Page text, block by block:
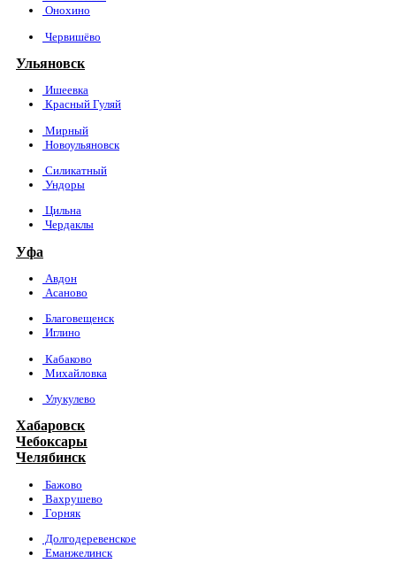
Онохино
Червишёво
Ульяновск
Ишеевка
Красный Гуляй
Мирный
Новоульяновск
Силикатный
Ундоры
Цильна
Чердаклы
Уфа
Авдон
Асаново
Благовещенск
Иглино
Кабаково
Михайловка
Улукулево
Хабаровск
Чебоксары
Челябинск
Бажово
Вахрушево
Горняк
Долгодеревенское
Еманжелинск